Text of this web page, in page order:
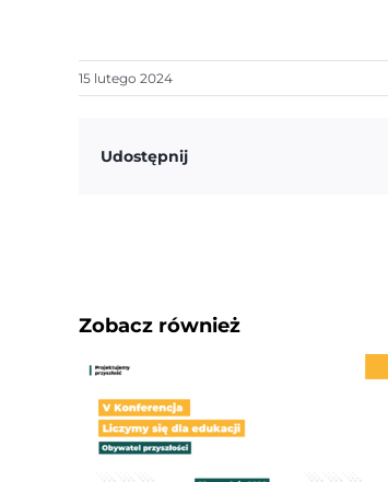
15 lutego 2024
Udostępnij
Zobacz również